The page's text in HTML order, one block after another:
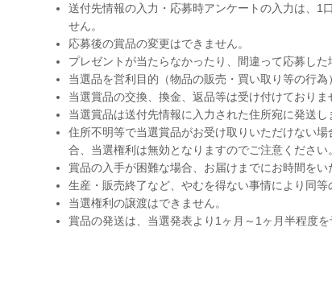
送付先情報の入力・応募時アンケートの入力は、1
せん。
応募後の賞品の変更はできません。
プレゼントが当たらなかったり、間違って応募した
当選品を営利目的（物品の販売・買い取り等の行為
当選賞品の交換、換金、返品等は受け付けておりま
当選賞品は送付先情報に入力された住所宛に発送
住所不明等で当選賞品がお受け取りいただけない
合、当選権利は無効となりますのでご注意ください。
賞品の入手が困難な場合、お届けまでにお時間をい
生産・販売終了など、やむを得ない事情により同
当選権利の譲渡はできません。
賞品の発送は、当選発表より1ヶ月～1ヶ月半程度を